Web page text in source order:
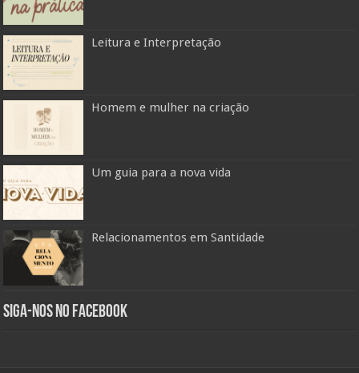
Leitura e Interpretação
Homem e mulher na criação
Um guia para a nova vida
Relacionamentos em Santidade
Siga-nos no Facebook